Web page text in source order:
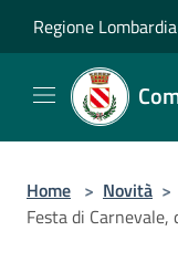
Regione Lombardia
Home > Novità >
Festa di